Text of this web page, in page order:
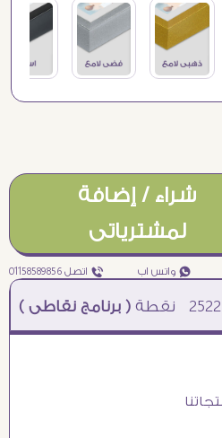
شراء / إضافة
لمشترياتى
₧ واتس اب ƒ اتصل 01158589856
نقطة( برنامج نقاطى )à خصم 5% للعملاء الجدد à شحن مجانى عند الشراء ب 4000 جنيه à